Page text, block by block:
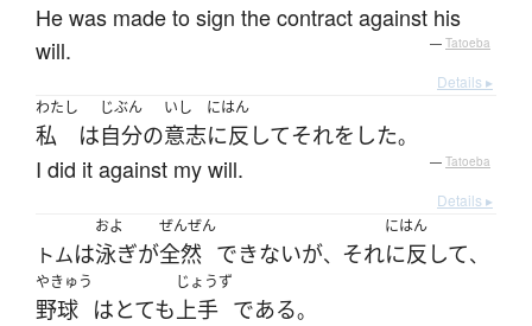
He was made to sign the contract against his
will.
— Tatoeba
Details ▸
わたし
私 は
じぶん
自分の
いし
意志
にはん
に反してそれを した。
I did it against my will. — Tatoeba
Details ▸
トムは
およ
泳ぎが
ぜんぜん
全然 できないが、 それ
にはん
に反して、
やきゅう
野球 はとても
じょうず
上手 である。